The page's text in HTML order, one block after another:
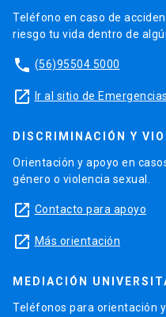
Teléfono en caso de
riesgo tu vida dentro de
phone (56)95504 5000
launch Ir al sitio de Emergencias
DISCRIMINACIÓN Y
Orientación y apoyo en
género o violencia sexual.
launch Contacto para apoyo
launch Más orientación
MEDIACIÓN
Teléfonos para orientación